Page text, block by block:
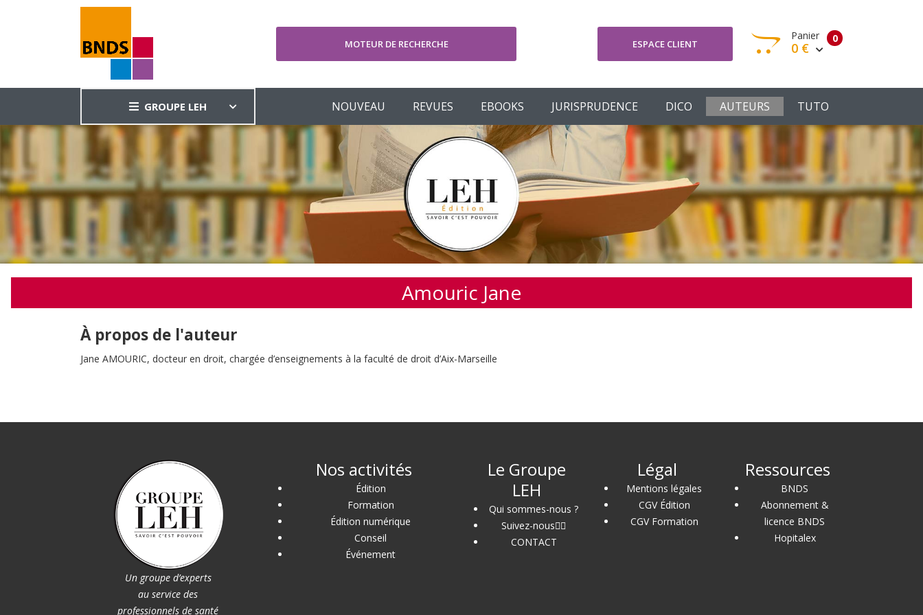
MOTEUR DE RECHERCHE ESPACE CLIENT 0
Panier
0 €
Votre panier est vide
Votre Panier Commander
GROUPE LEH NOUVEAU REVUES EBOOKS JURISPRUDENCE DICO AUTEURS TUTO
Amouric Jane
À propos de l'auteur
Jane AMOURIC, docteur en droit, chargée d’enseignements à la faculté de droit d’Aix-Marseille
Un groupe d’experts
au service des
professionnels de santé
Nos activités
Édition
Formation
Édition numérique
Conseil
Événement
Le Groupe
LEH
Qui sommes-nous ?
Suivez-nous
CONTACT
Légal
Mentions légales
CGV Édition
CGV Formation
Ressources
BNDS
Abonnement &
licence BNDS
Hopitalex